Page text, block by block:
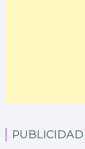
PUBLICIDAD